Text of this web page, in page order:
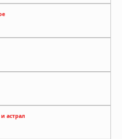
астрал